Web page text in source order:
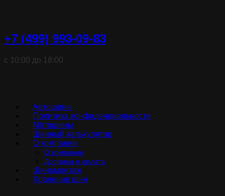
+7 (499) 993-09-83
с 10:00 до 18:00
Автошины
Политика конфиденциальности
Мотошины
Шинный калькулятор
О компании
О компании
Доставка и оплата
Шиномонтаж
Хранение шин